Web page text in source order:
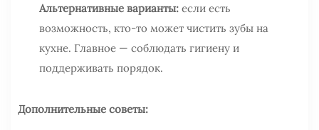
Альтернативные варианты: если есть
возможность, кто-то может чистить зубы на
кухне. Главное — соблюдать гигиену и
поддерживать порядок.
Дополнительные советы: